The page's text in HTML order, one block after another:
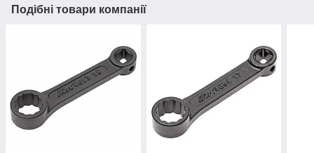
Подібні товари компанії